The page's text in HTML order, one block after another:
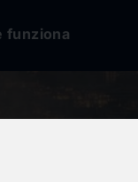
funziona